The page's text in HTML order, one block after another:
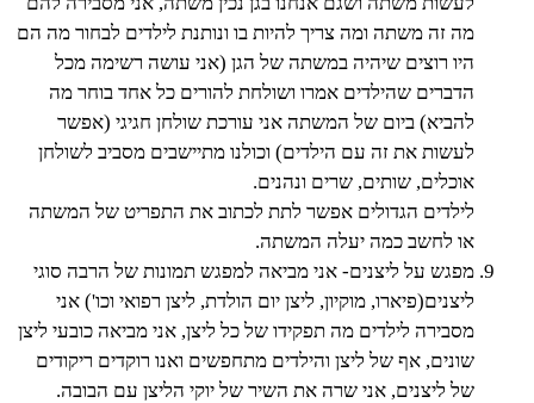
מה זה משתה ומה צריך להיות בו ונותנת לילדים לבחור מה הם
היו רוצים שיהיה במשתה של הגן (אני עושה רשימה מכל
הדברים שהילדים אמרו ושולחת להורים כל אחד בוחר מה
להביא) ביום של המשתה אני עורכת שולחן חגיגי (אפשר
לעשות את זה עם הילדים) וכולנו מתיישבים מסביב לשולחן
אוכלים, שותים, שרים ונהנים.
לילדים הגדולים אפשר לתת לכתוב את התפריט של המשתה
או לחשב כמה יעלה המשתה.
מפגש על ליצנים- אני מביאה למפגש תמונות של הרבה סוגי
ליצנים(פיארו, מוקיון, ליצן יום הולדת, ליצן רפואי וכו') אני
מסבירה לילדים מה תפקידו של כל ליצן, אני מביאה כובעי ליצן
שונים, אף של ליצן והילדים מתחפשים ואנו רוקדים ריקודים
של ליצנים, אני שרה את השיר של יוקי הליצן עם הבובה.